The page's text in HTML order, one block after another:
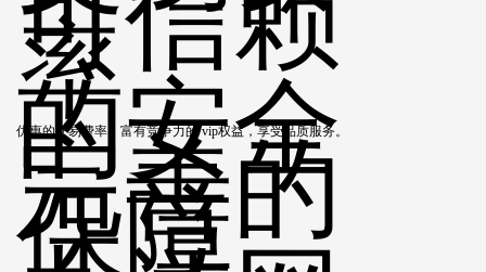
率
优惠的交易费率，富有竞争力的 vip权益，享受品质服务。
的安全
保障
完善的